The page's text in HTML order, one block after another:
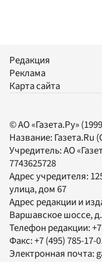
Редакция
Реклама
Карта сайта
© АО «Газета.Ру»
Название: Газета.Ru
Учредитель:АО
7743625728
Адрес учредителя:
улица, дом 67
Адрес редакции и
Варшавское шоссе,
Телефон редакции:
Факс:+7 (495) 785-17-
Электронная почта: